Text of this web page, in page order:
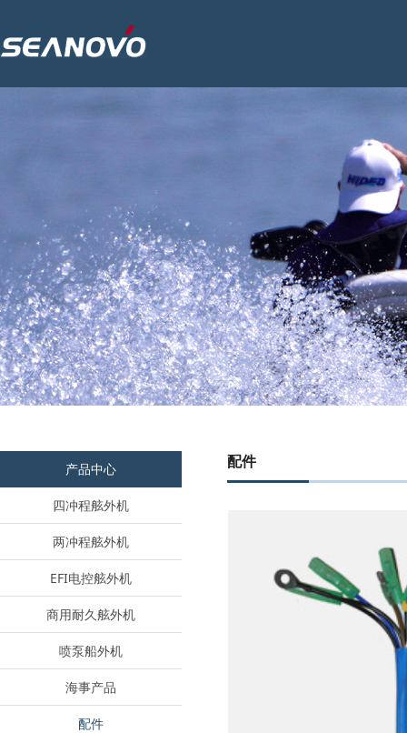
产品中心
四冲程舷外机
两冲程舷外机
EFI电控舷外机
商用耐久舷外机
喷泵船外机
海事产品
配件
配件